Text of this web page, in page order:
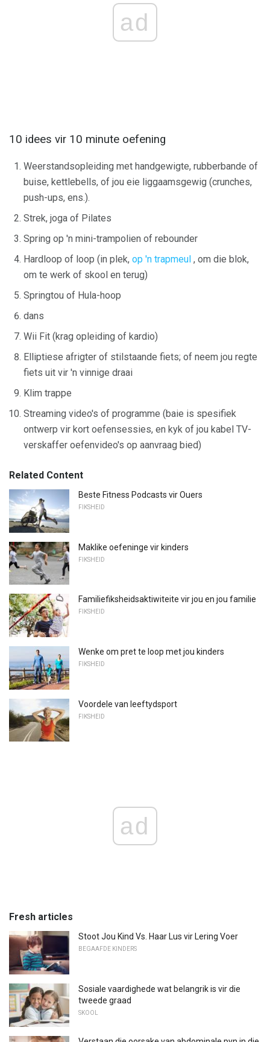
ad
10 idees vir 10 minute oefening
Weerstandsopleiding met handgewigte, rubberbande of
buise, kettlebells, of jou eie liggaamsgewig (crunches,
push-ups, ens.).
Strek, joga of Pilates
Spring op 'n mini-trampolien of rebounder
Hardloop of loop (in plek, op 'n trapmeul , om die blok,
om te werk of skool en terug)
Springtou of Hula-hoop
dans
Wii Fit (krag opleiding of kardio)
Elliptiese afrigter of stilstaande fiets; of neem jou regte
fiets uit vir 'n vinnige draai
Klim trappe
Streaming video's of programme (baie is spesifiek
ontwerp vir kort oefensessies, en kyk of jou kabel TV-
verskaffer oefenvideo's op aanvraag bied)
Related Content
Beste Fitness Podcasts vir Ouers
FIKSHEID
Maklike oefeninge vir kinders
FIKSHEID
Familiefiksheidsaktiwiteite vir jou en jou familie
FIKSHEID
Wenke om pret te loop met jou kinders
FIKSHEID
Voordele van leeftydsport
FIKSHEID
ad
Fresh articles
Stoot Jou Kind Vs. Haar Lus vir Lering Voer
BEGAAFDE KINDERS
Sosiale vaardighede wat belangrik is vir die
tweede graad
SKOOL